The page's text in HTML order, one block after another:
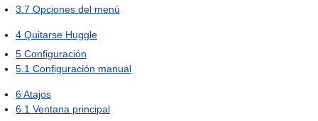
3.7 Opciones del menú
4 Quitarse Huggle
5 Configuración
5.1 Configuración manual
6Atajos
6.1 Ventana principal